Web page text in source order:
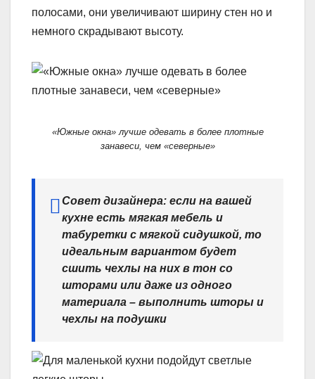
полосами, они увеличивают ширину стен но и
немного скрадывают высоту.
«Южные окна» лучше одевать в более плотные
занавеси, чем «северные»
Совет дизайнера: если на вашей
кухне есть мягкая мебель и
табуретки с мягкой сидушкой, то
идеальным вариантом будет
сшить чехлы на них в тон со
шторами или даже из одного
материала – выполнить шторы и
чехлы на подушки